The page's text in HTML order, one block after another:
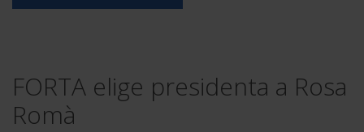
FORTA elige presidenta a Rosa
Romà